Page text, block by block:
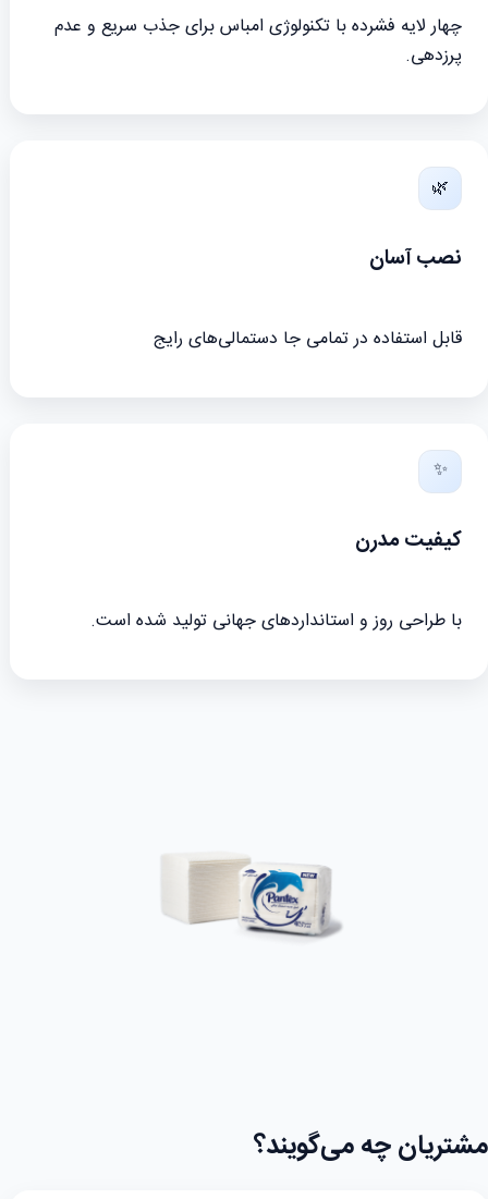
چهار لایه فشرده با تکنولوژی امباس برای جذب سریع و عدم
پرزدهی.
🌿
نصب آسان
قابل استفاده در تمامی جا دستمالی‌های رایج
✨
کیفیت مدرن
با طراحی روز و استانداردهای جهانی تولید شده است.
مشتریان چه می‌گویند؟